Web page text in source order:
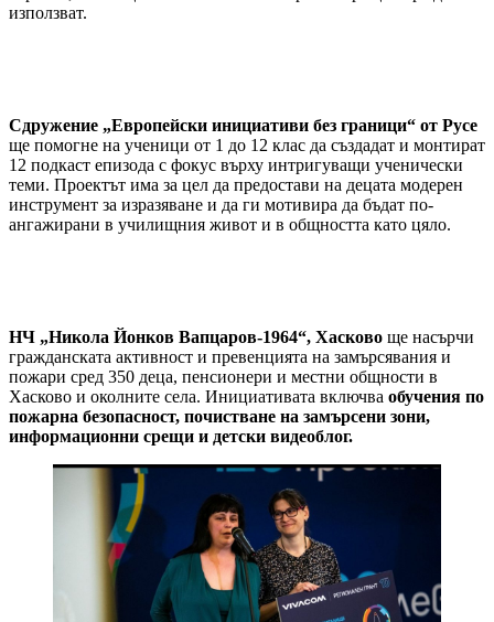
използват.
Сдружение „Европейски инициативи без граници“ от Русе
ще помогне на ученици от 1 до 12 клас да създадат и монтират
12 подкаст епизода с фокус върху интригуващи ученически
теми. Проектът има за цел да предостави на децата модерен
инструмент за изразяване и да ги мотивира да бъдат по-
ангажирани в училищния живот и в общността като цяло.
НЧ „Никола Йонков Вапцаров-1964“, Хасково ще насърчи
гражданската активност и превенцията на замърсявания и
пожари сред 350 деца, пенсионери и местни общности в
Хасково и околните села. Инициативата включва обучения по
пожарна безопасност, почистване на замърсени зони,
информационни срещи и детски видеоблог.